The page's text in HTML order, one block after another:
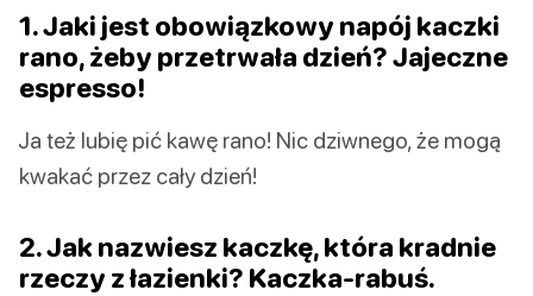
1. Jaki jest obowiązkowy napój kaczki
rano, żeby przetrwała dzień? Jajeczne
espresso!
Ja też lubię pić kawę rano! Nic dziwnego, że mogą
kwakać przez cały dzień!
2. Jak nazwiesz kaczkę, która kradnie
rzeczy z łazienki? Kaczka-rabuś.